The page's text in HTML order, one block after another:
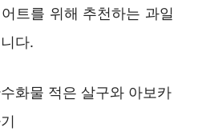
트를 위해 추천하는 과일
다.
화물 적은 살구와 아보카